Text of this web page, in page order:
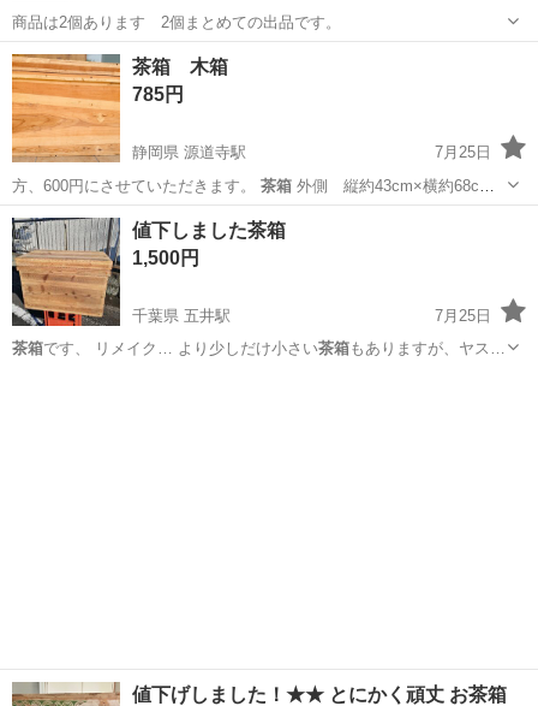
商品は2個あります 2個まとめての出品です。
栃木 栃木市 合戦場駅
茶箱 木箱
785円
静岡県 源道寺駅
7月25日
方、600円にさせていただきます。 茶箱外側 縦約43cm×横約68cm×
高…
静岡 富士宮市 源道寺駅 その他
値下しました茶箱
1,500円
千葉県 五井駅
7月25日
茶箱
です、 リメイク… より少しだけ小さい茶箱もありますが、ヤス…
値下げしました！★★ とにかく頑丈 お茶箱